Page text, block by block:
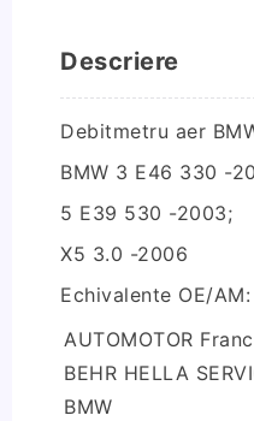
Descriere
Debitmetru aer
BMW 3 E46 330 -
5 E39 530 -2003;
X5 3.0 -2006
Echivalente OE/AM:
AUTOMOTOR
BEHR HELLA
BMW